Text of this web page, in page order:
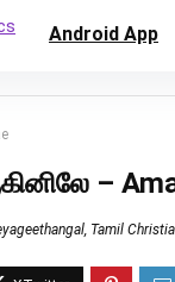
Android App
–
, Tamil